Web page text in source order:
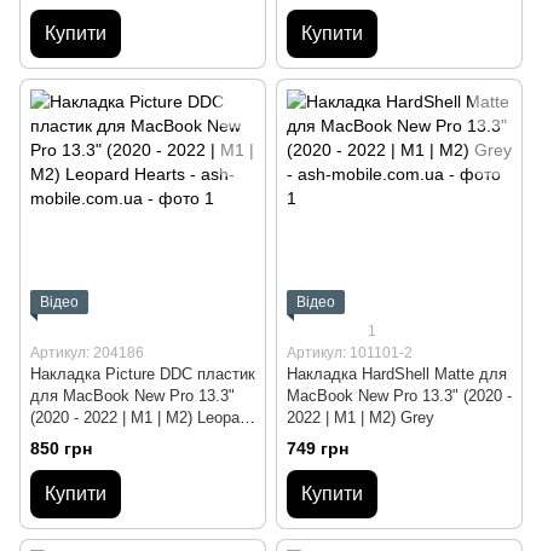
Купити Купити
Відео
Артикул: 204186
Накладка Picture DDC пластик
для MacBook New Pro 13.3"
(2020 - 2022 | M1 | M2) Leopard
Hearts
850 грн
Купити
Відео
1
Артикул: 101101-2
Накладка HardShell Matte для
MacBook New Pro 13.3" (2020 -
2022 | M1 | M2) Grey
749 грн
Купити